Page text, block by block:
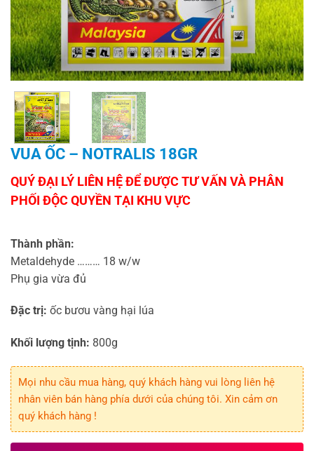
VUA ỐC – NOTRALIS 18GR
Thành phần:
Metaldehyde ……… 18 w/w
Phụ gia vừa đủ
Đặc trị: ốc bươu vàng hại lúa
Khối lượng tịnh: 800g
Mọi nhu cầu mua hàng, quý khách hàng vui lòng liên hệ
nhân viên bán hàng phía dưới của chúng tôi. Xin cảm ơn
quý khách hàng !